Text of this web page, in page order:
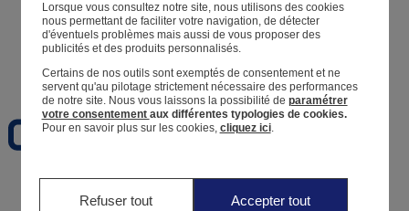
Mes informations
Suivre une commande
Panier
Favoris
Naissance0-12 mois
Lorsque vous consultez notre site, nous utilisons des cookies
nous permettant de faciliter votre navigation, de détecter
d'éventuels problèmes mais aussi de vous proposer des
publicités et des produits personnalisés.
Certains de nos outils sont exemptés de consentement et ne
servent qu'au pilotage strictement nécessaire des performances
de notre site. Nous vous laissons la possibilité de paramétrer
votre consentement aux différentes typologies de cookies.
Pour en savoir plus sur les cookies, cliquez ici.
Refuser tout Accepter tout